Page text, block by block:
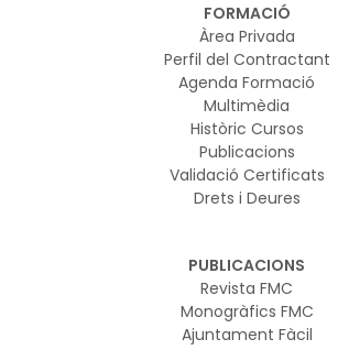
FORMACIÓ
Àrea Privada
Perfil del Contractant
Agenda Formació
Multimèdia
Històric Cursos
Publicacions
Validació Certificats
Drets i Deures
PUBLICACIONS
Revista FMC
Monogràfics FMC
Ajuntament Fàcil